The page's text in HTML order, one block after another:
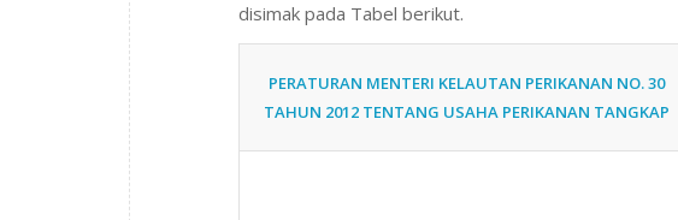
disimak pada Tabel berikut.
PERATURAN MENTERI KELAUTAN PERIKANAN NO. 30
TAHUN 2012 TENTANG USAHA PERIKANAN TANGKAP